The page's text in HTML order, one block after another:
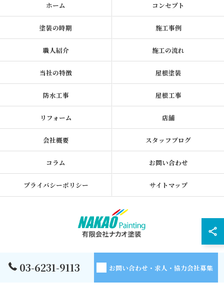
03-6231-9113 お問い合わせ・求人・協力会社募集
ホーム コンセプト
塗装の時期 施工事例
職人紹介 施工の流れ
当社の特徴 屋根塗装
防水工事 屋根工事
リフォーム 店舗
会社概要 スタッフブログ
コラム お問い合わせ
プライバシーポリシー サイトマップ
© 2026 東京都墨田区の外壁塗装なら有限会社ナカオ塗装 ALL RIGHTS
RESERVED.